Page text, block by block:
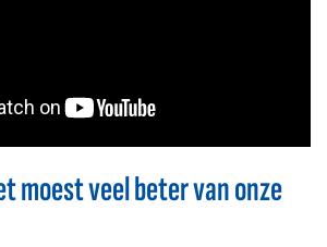
moest veel beter van onze